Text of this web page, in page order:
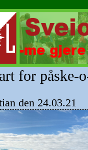
for påske-
den 24.03.21